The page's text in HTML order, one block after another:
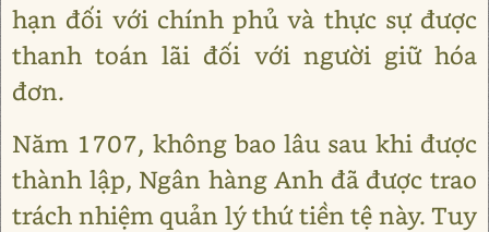
hạn đối với chính phủ và thực sự được
thanh toán lãi đối với người giữ hóa
đơn.
Năm 1707, không bao lâu sau khi được
thành lập, Ngân hàng Anh đã được trao
trách nhiệm quản lý thứ tiền tệ này. Tuy